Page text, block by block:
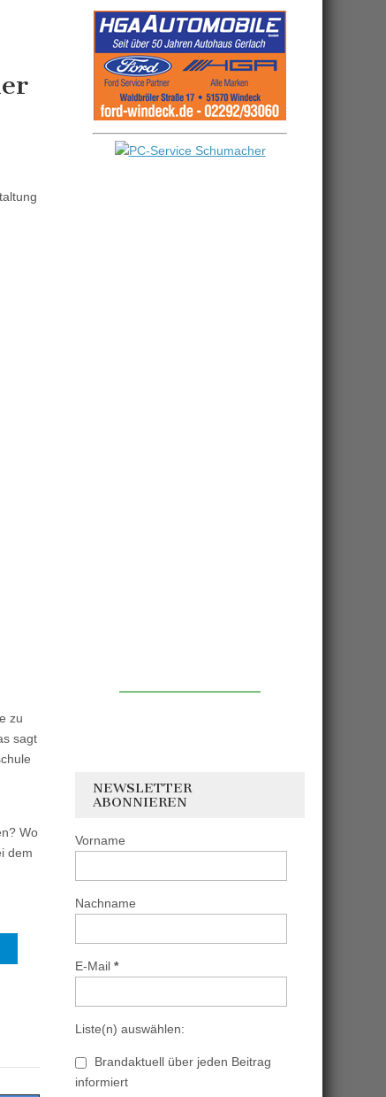
zu
sagt
Wo
dem
NEWSLETTER
ABONNIEREN
Vorname
Nachname
E-Mail *
Liste(n) auswählen:
Brandaktuell über jeden Beitrag
informiert